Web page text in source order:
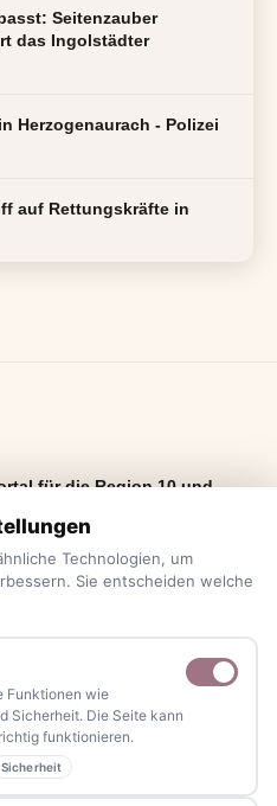
Seitenzauber
das Ingolstädter
Herzogenaurach - Polizei
auf Rettungskräfte in
für die Region 10 und
Service und Freizeittipps
Landkreisen.
von Alltagstipps bis
immer aus Ihrer Nähe.
Fotos oder Videos, oder
werden sollte?
mit unseren Leserinnen und
Zeit.
Technologien, um
Sie entscheiden welche
Funktionen wie
Sicherheit. Die Seite kann
funktionieren.
Sicherheit